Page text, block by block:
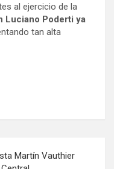
al ejercicio de la
Luciano Poderti ya
tan alta
Martín Vauthier